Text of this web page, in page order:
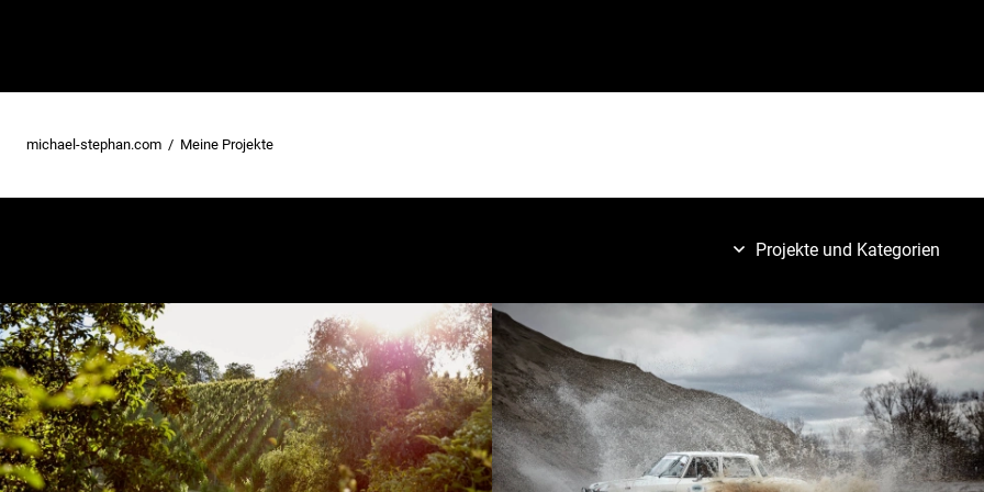
michael-stephan.com Meine Projekte
Projekte und Kategorien